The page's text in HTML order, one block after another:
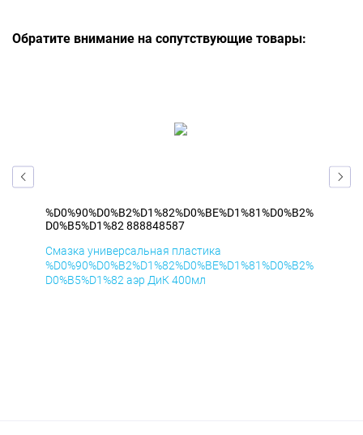
Обратите внимание на сопутствующие товары:
%D0%90%D0%B2%D1%82%D0%BE%D1%81%D0%B2%
D0%B5%D1%82 888848587
Смазка универсальная пластика
%D0%90%D0%B2%D1%82%D0%BE%D1%81%D0%B2%
D0%B5%D1%82 аэр ДиК 400мл